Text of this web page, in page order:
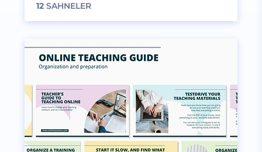
12 SAHNELER